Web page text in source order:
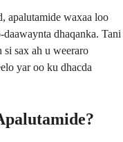
apalutamide waxaa loo
dhaqanka. Tani
sax ah u weeraro
yar oo ku dhacda